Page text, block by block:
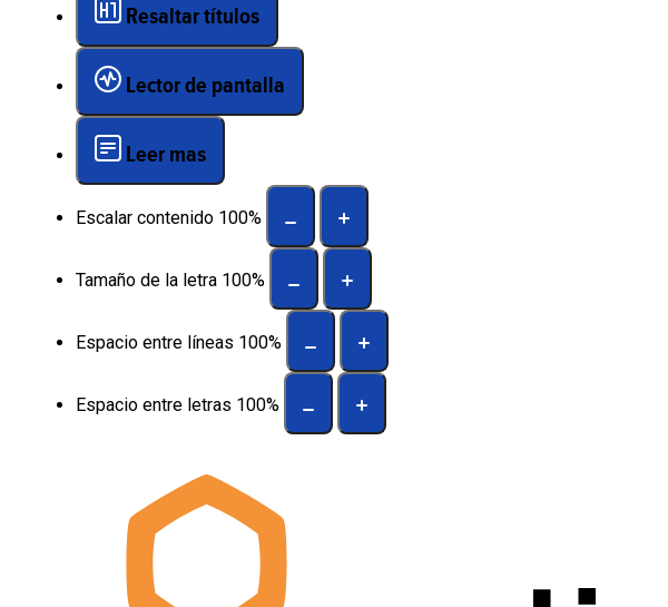
Resaltar títulos
Lector de pantalla
Leer mas
Escalar contenido 100%
Tamaño de la letra 100%
Espacio entre líneas 100%
Espacio entre letras 100%